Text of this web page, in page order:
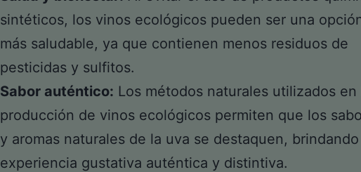
sintéticos, los vinos ecológicos pueden ser una
más saludable, ya que contienen menos residuos de
pesticidas y sulfitos.
Sabor auténtico: Los métodos naturales utilizados en
producción de vinos ecológicos permiten que los
y aromas naturales de la uva se destaquen,
experiencia gustativa auténtica y distintiva.